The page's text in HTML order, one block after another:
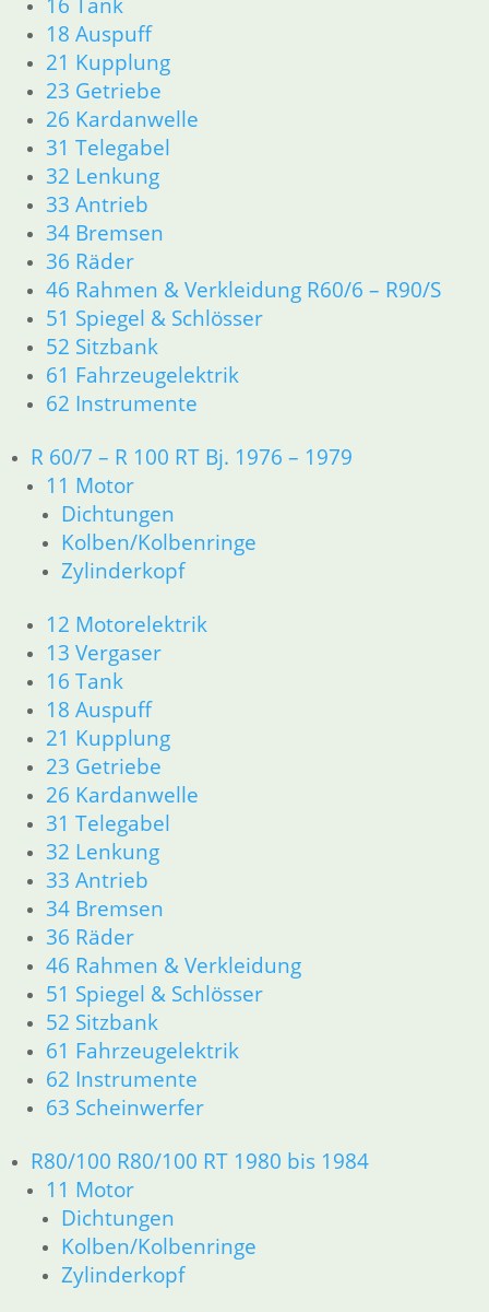
18 Auspuff
21 Kupplung
23 Getriebe
26 Kardanwelle
31 Telegabel
32 Lenkung
33 Antrieb
34 Bremsen
36 Räder
46 Rahmen & Verkleidung R60/6 – R90/S
51 Spiegel & Schlösser
52 Sitzbank
61 Fahrzeugelektrik
62 Instrumente
R 60/7 – R 100 RT Bj. 1976 – 1979
11 Motor
Dichtungen
Kolben/Kolbenringe
Zylinderkopf
12 Motorelektrik
13 Vergaser
16 Tank
18 Auspuff
21 Kupplung
23 Getriebe
26 Kardanwelle
31 Telegabel
32 Lenkung
33 Antrieb
34 Bremsen
36 Räder
46 Rahmen & Verkleidung
51 Spiegel & Schlösser
52 Sitzbank
61 Fahrzeugelektrik
62 Instrumente
63 Scheinwerfer
R80/100 R80/100 RT 1980 bis 1984
11 Motor
Dichtungen
Kolben/Kolbenringe
Zylinderkopf
Information
Impressum
AGB
Datenschutzerklärung
Zahlung und Lieferung
Cookie-Richtlinie (EU)
Widerrufsbelehrung
Vertrag widerrufen
Teilesuche und Referenzummern
Besuchen Sie realoem.com mit Explosionszeichnungen für Ihre